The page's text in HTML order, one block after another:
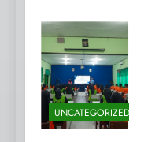
UNCATEGORIZED